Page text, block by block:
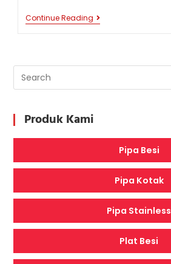
Continue Reading MENGENAL
PONDASI
UNTUK
RINGAN
Produk Kami
Pipa Besi
Pipa Kotak
Pipa Stainless
Plat Besi